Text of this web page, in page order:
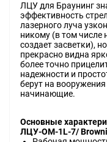
ЛЦУ для Браунинг
эффективность
лазерного луча
никому (в том числе
создает засветки),
прекрасно видна
более точно
надежности и
берут на
начинающие.
Основные
ЛЦУ-ОМ-1L-7/